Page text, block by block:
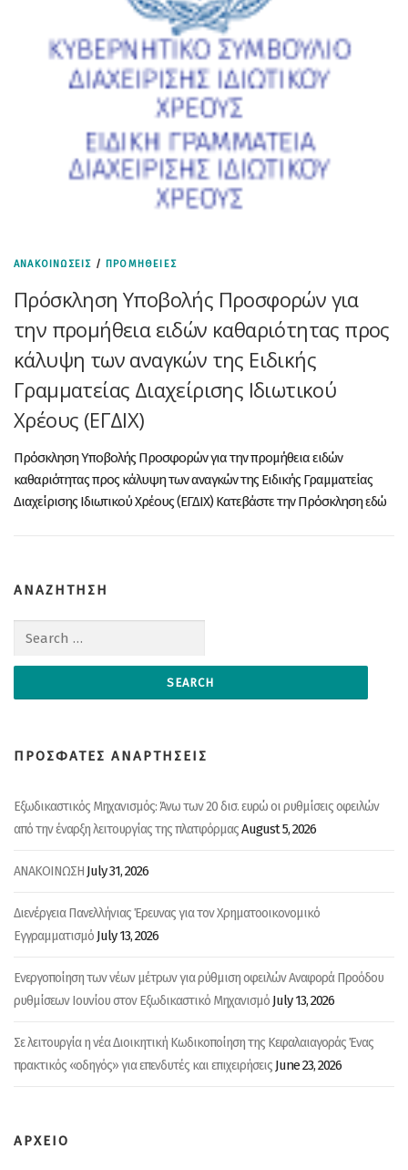
ΑΝΑΚΟΙΝΩΣΕΙΣ / ΠΡΟΜΗΘΕΙΕΣ
Πρόσκληση Υποβολής Προσφορών για
την προμήθεια ειδών καθαριότητας προς
κάλυψη των αναγκών της Ειδικής
Γραμματείας Διαχείρισης Ιδιωτικού
Χρέους (ΕΓΔΙΧ)
Πρόσκληση Υποβολής Προσφορών για την προμήθεια ειδών
καθαριότητας προς κάλυψη των αναγκών της Ειδικής Γραμματείας
Διαχείρισης Ιδιωτικού Χρέους (ΕΓΔΙΧ) Κατεβάστε την Πρόσκληση εδώ
ΑΝΑΖΗΤΗΣΗ
Search for:
ΠΡΟΣΦΑΤΕΣ ΑΝΑΡΤΗΣΕΙΣ
Εξωδικαστικός Μηχανισμός: Άνω των 20 δισ. ευρώ οι ρυθμίσεις οφειλών
από την έναρξη λειτουργίας της πλατφόρμαςAugust 5, 2026
ΑΝΑΚΟΙΝΩΣΗ July 31, 2026
Διενέργεια Πανελλήνιας Έρευνας για τον Χρηματοοικονομικό
Εγγραμματισμό July 13, 2026
Ενεργοποίηση των νέων μέτρων για ρύθμιση οφειλών Αναφορά Προόδου
ρυθμίσεων Ιουνίου στον Εξωδικαστικό Μηχανισμό July 13, 2026
Σε λειτουργία η νέα Διοικητική Κωδικοποίηση της Κεφαλαιαγοράς Ένας
πρακτικός «οδηγός» για επενδυτές και επιχειρήσεις June 23, 2026
ΑΡΧΕΙΟ